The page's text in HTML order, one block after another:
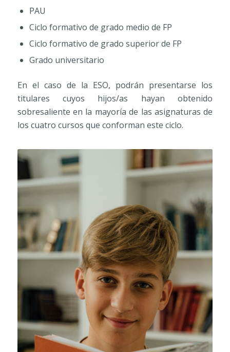
PAU
Ciclo formativo de grado medio de FP
Ciclo formativo de grado superior de FP
Grado universitario
En el caso de la ESO, podrán presentarse los
titulares cuyos hijos/as hayan obtenido
sobresaliente en la mayoría de las asignaturas de
los cuatro cursos que conforman este ciclo.